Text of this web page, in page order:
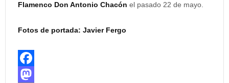
Flamenco Don Antonio Chacón el pasado 22 de mayo.
Fotos de portada: Javier Fergo
F